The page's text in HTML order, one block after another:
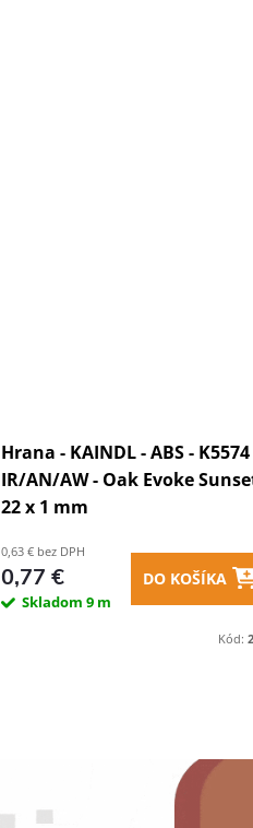
Hrana - KAINDL - ABS - K5574
IR/AN/AW - Oak Evoke
22 x 1 mm
0,63 € bez DPH
0,77 €
Skladom 9 m
DO KOŠÍKA
Kód: